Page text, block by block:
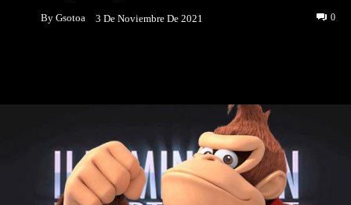
By Gsotoa 3 De Noviembre De 2021 0